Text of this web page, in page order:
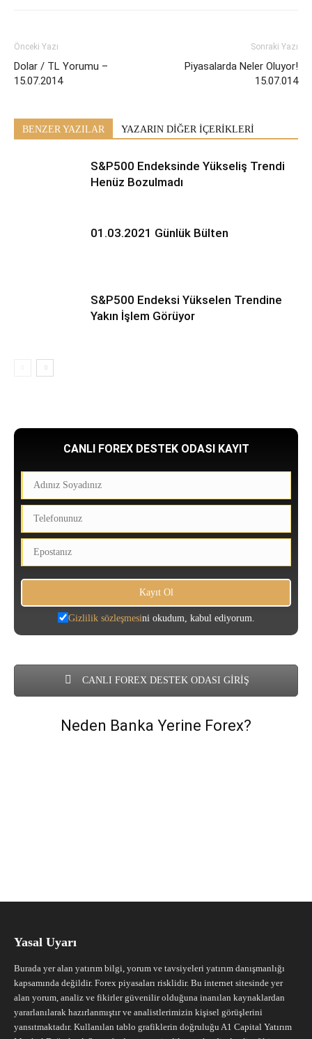
Önceki Yazı
Dolar / TL Yorumu –
15.07.2014
Sonraki Yazı
Piyasalarda Neler Oluyor!
15.07.014
BENZER YAZILAR YAZARIN DİĞER İÇERİKLERİ
S&P500 Endeksinde Yükseliş Trendi
Henüz Bozulmadı
01.03.2021 Günlük Bülten
S&P500 Endeksi Yükselen Trendine
Yakın İşlem Görüyor
CANLI FOREX DESTEK ODASI KAYIT
Gizlilik sözleşmesini okudum, kabul ediyorum.
CANLI FOREX DESTEK ODASI GİRİŞ
Neden Banka Yerine Forex?
Yasal Uyarı
Burada yer alan yatırım bilgi, yorum ve tavsiyeleri yatırım danışmanlığı
kapsamında değildir. Forex piyasaları risklidir. Bu internet sitesinde yer
alan yorum, analiz ve fikirler güvenilir olduğuna inanılan kaynaklardan
yararlanılarak hazırlanmıştır ve analistlerimizin kişisel görüşlerini
yansıtmaktadır. Kullanılan tablo grafiklerin doğruluğu A1 Capital Yatırım